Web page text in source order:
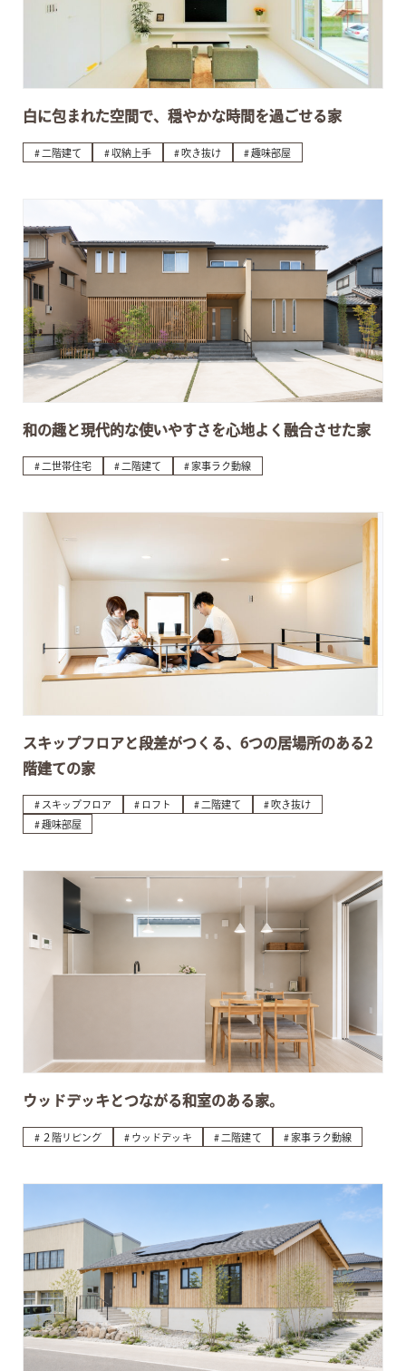
白に包まれた空間で、穏やかな時間を過ごせる家
二階建て 収納上手 吹き抜け 趣味部屋
和の趣と現代的な使いやすさを心地よく融合させた家
二世帯住宅 二階建て 家事ラク動線
スキップフロアと段差がつくる、6つの居場所のある2
階建ての家
スキップフロア ロフト 二階建て
吹き抜け
趣味部屋
ウッドデッキとつながる和室のある家。
２階リビング ウッドデッキ 二階建て 家事ラク動線